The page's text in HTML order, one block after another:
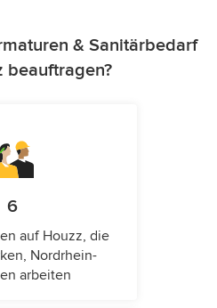
& Sanitärbedarf
beauftragen?
6
auf Houzz, die
Nordrhein-
arbeiten